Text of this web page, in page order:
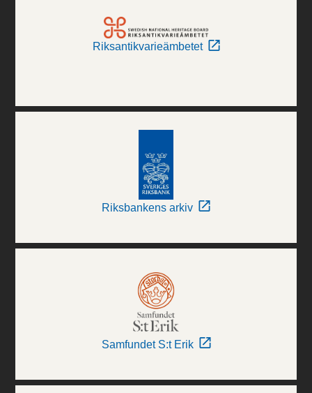
Riksantikvarieämbetet
Riksbankens arkiv
Samfundet S:t Erik